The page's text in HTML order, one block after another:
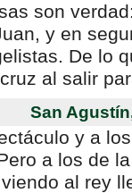
son
y en
De lo
al salir
San
y a
a los de
al rey